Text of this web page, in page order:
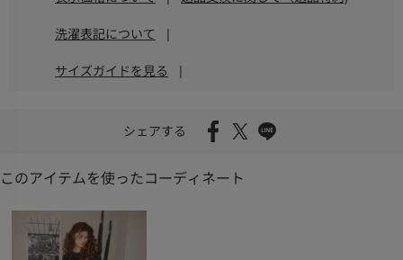
洗濯表記について |
サイズガイドを見る |
シェアする
このアイテムを使ったコーディネート